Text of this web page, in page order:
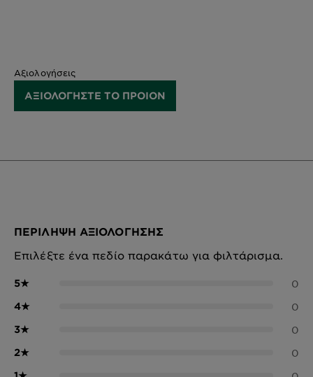
Αξιολογήσεις
ΑΞΙΟΛΟΓΗΣΤΕ ΤΟ ΠΡΟΙΟΝ
ΠΕΡΊΛΗΨΗ ΑΞΙΟΛΌΓΗΣΗΣ
Επιλέξτε ένα πεδίο παρακάτω για φιλτάρισμα.
5★ 0
4★ 0
3★ 0
2★ 0